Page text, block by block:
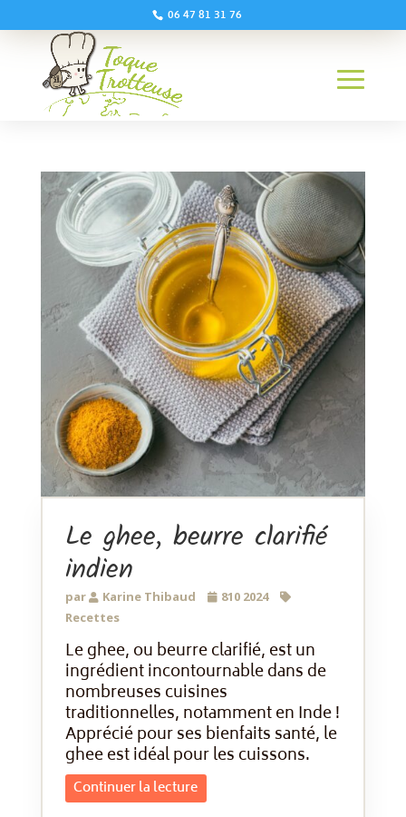
06 47 81 31 76
Le ghee, beurre clarifié
indien
par Karine Thibaud
810 2024
Recettes
Le ghee, ou beurre clarifié, est un
ingrédient incontournable dans de
nombreuses cuisines
traditionnelles, notamment en Inde !
Apprécié pour ses bienfaits santé, le
ghee est idéal pour les cuissons.
Continuer la lecture